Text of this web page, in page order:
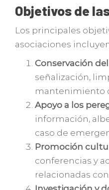
Objetivos de
Los principales
asociaciones
Conservación
señalización,
mantenimiento
Apoyo a los
información,
caso de
Promoción
conferencias y
relacionadas